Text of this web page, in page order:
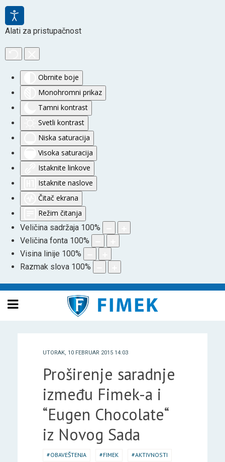
Alati za pristupačnost
Obrnite boje
Monohromni prikaz
Tamni kontrast
Svetli kontrast
Niska saturacija
Visoka saturacija
Istaknite linkove
Istaknite naslove
Čitač ekrana
Režim čitanja
Veličina sadržaja 100%
Veličina fonta 100%
Visina linije 100%
Razmak slova 100%
UTORAK, 10 FEBRUAR 2015 14:03
Proširenje saradnje
između Fimek-a i
“Eugen Chocolate“
iz Novog Sada
OBAVEŠTENJA FIMEK AKTIVNOSTI